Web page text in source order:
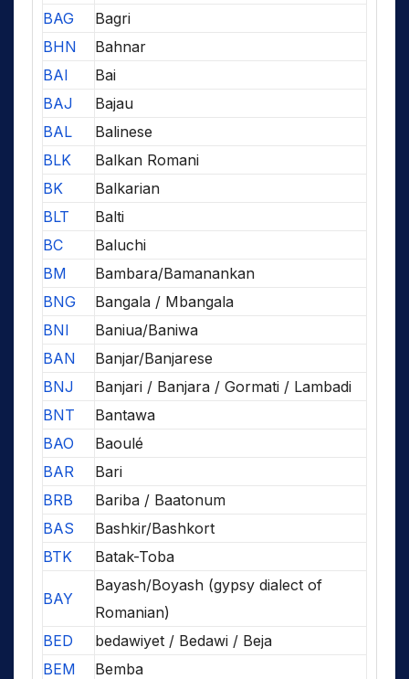
BAG
Bagri
BHN
Bahnar
BAI
Bai
BAJ
Bajau
BAL
Balinese
BLK
Balkan Romani
BK
Balkarian
BLT
Balti
BC
Baluchi
BM
Bambara/Bamanankan
BNG
Bangala / Mbangala
BNI
Baniua/Baniwa
BAN
Banjar/Banjarese
BNJ
Banjari / Banjara / Gormati / Lambadi
BNT
Bantawa
BAO
Baoulé
BAR
Bari
BRB
Bariba / Baatonum
BAS
Bashkir/Bashkort
BTK
Batak-Toba
BAY
Bayash/Boyash (gypsy dialect of
Romanian)
BED
bedawiyet / Bedawi / Beja
BEM
Bemba